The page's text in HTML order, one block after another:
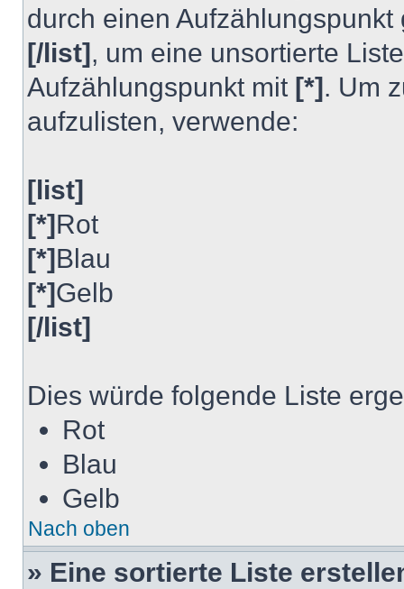
durch einen
[/list], um eine unsortierte
Aufzählungspunkt mit [*]. Um
aufzulisten, verwende:
[list]
[*]Rot
[*]Blau
[*]Gelb
[/list]
Dies würde folgende Liste
Rot
Blau
Gelb
Nach oben
» Eine sortierte Liste